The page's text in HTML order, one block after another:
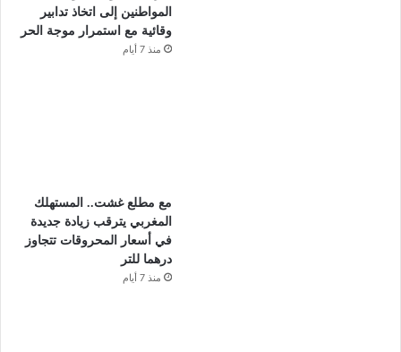
المواطنين إلى اتخاذ تدابير
وقائية مع استمرار موجة الحر
منذ 7 أيام
مع مطلع غشت.. المستهلك
المغربي يترقب زيادة جديدة
في أسعار المحروقات تتجاوز
درهما للتر
منذ 7 أيام